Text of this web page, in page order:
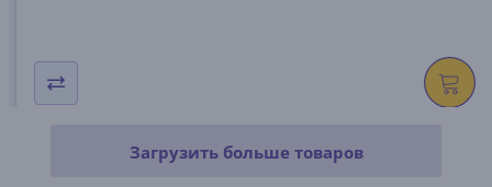
Загрузить больше товаров